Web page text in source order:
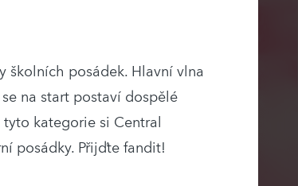
školních posádek. Hlavní vlna
na start postaví dospělé
kategorie si Central
posádky. Přijďte fandit!